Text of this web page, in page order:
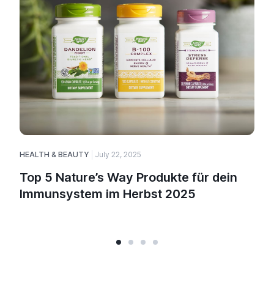
HEALTH & BEAUTY July 22, 2025
Top 5 Nature’s Way Produkte für dein
Immunsystem im Herbst 2025